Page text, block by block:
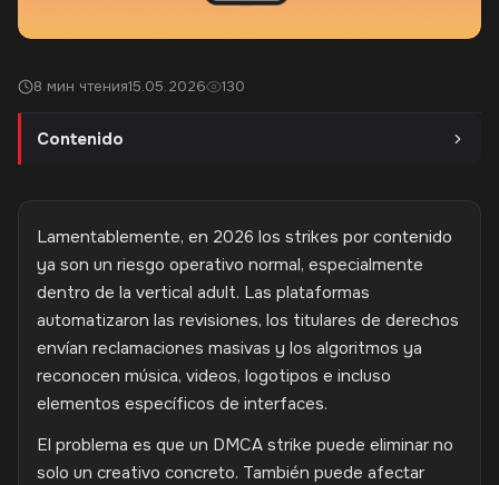
8 мин чтения15.05.2026 130
Contenido
Lamentablemente, en 2026 los strikes por contenido
ya son un riesgo operativo normal, especialmente
dentro de la vertical adult. Las plataformas
automatizaron las revisiones, los titulares de derechos
envían reclamaciones masivas y los algoritmos ya
reconocen música, videos, logotipos e incluso
elementos específicos de interfaces.
El problema es que un DMCA strike puede eliminar no
solo un creativo concreto. También puede afectar